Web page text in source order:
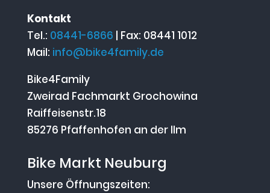
Kontakt
Tel.: 08441-6866 | Fax: 08441 1012
Mail: info@bike4family.de
Bike4Family
Zweirad Fachmarkt Grochowina
Raiffeisenstr.18
85276 Pfaffenhofen an der Ilm
Bike Markt Neuburg
Unsere Öffnungszeiten: